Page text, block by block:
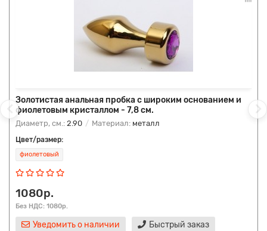
Золотистая анальная пробка с широким основанием и
фиолетовым кристаллом - 7,8 см.
Диаметр, см.: 2.90 Материал: металл
Цвет/размер:
фиолетовый
1080р.
Без НДС: 1080р.
Уведомить о наличии Быстрый заказ